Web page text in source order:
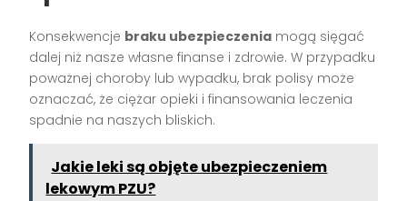
Konsekwencje braku ubezpieczenia mogą sięgać
dalej niż nasze własne finanse i zdrowie. W przypadku
poważnej choroby lub wypadku, brak polisy może
oznaczać, że ciężar opieki i finansowania leczenia
spadnie na naszych bliskich.
Jakie leki są objęte ubezpieczeniem
lekowym PZU?